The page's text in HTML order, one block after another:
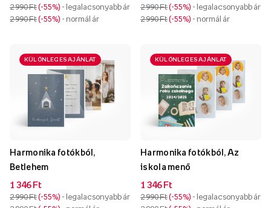
2 990 Ft -55% - legalacsonyabb ár
2 990 Ft -55% - normál ár
2 990 Ft -55% - legalacsonyabb ár
2 990 Ft -55% - normál ár
KÜLÖNLEGES AJÁNLAT
Harmonika fotókból,
Betlehem
1 346 Ft
2 990 Ft -55% - legalacsonyabb ár
KÜLÖNLEGES AJÁNLAT
Harmonika fotókból, Az
iskola menő
1 346 Ft
2 990 Ft -55% - legalacsonyabb ár